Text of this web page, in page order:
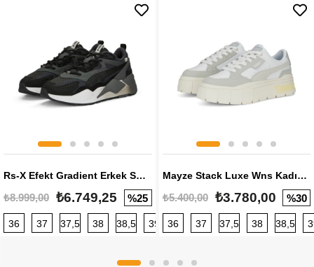
Rs-X Efekt Gradient Erkek Sneaker
₺8.999,00 ₺6.749,25 %25
36 37 37,5 38 38,5 39 40 40,5 41 42 42,5
Mayze Stack Luxe Wns Kadın Sneaker
₺5.400,00 ₺3.780,00 %30
36 37 37,5 38 38,5